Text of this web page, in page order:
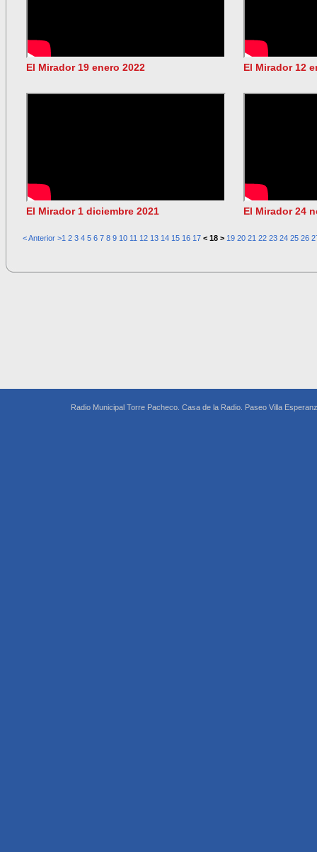
El Mirador 19 enero 2022 El Mirador 12
El Mirador 1 diciembre 2021 El Mirador 24
< Anterior >1 2 3 4 5 6 7 8 9 10 11 12 13 14 15 16 17 < 18 > 19 20 21 22 23 24 25 26
Radio Municipal Torre Pacheco. Casa de la Radio. Paseo Villa